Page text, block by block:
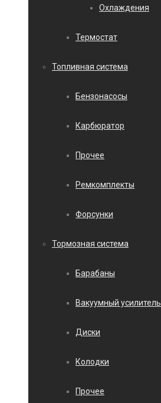
Охлаждения
Термостат
Топливная система
Бензонасосы
Карбюратор
Прочее
Ремкомплекты
Форсунки
Тормозная система
Барабаны
Вакуумный усилитель
Диски
Колодки
Прочее